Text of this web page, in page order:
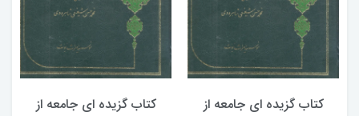
کتاب گزیده ای جامعه از
کتاب گزیده ای جامعه از